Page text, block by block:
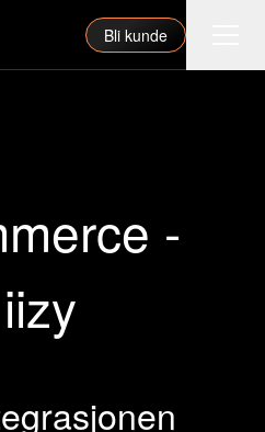
Bli kunde
-